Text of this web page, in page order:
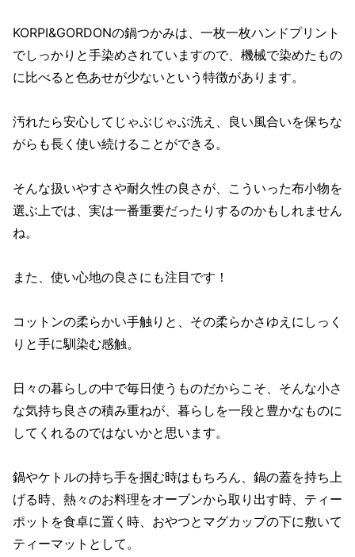
KORPI&GORDONの鍋つかみは、一枚一枚ハンドプリント
でしっかりと手染めされていますので、機械で染めたもの
に比べると色あせが少ないという特徴があります。
汚れたら安心してじゃぶじゃぶ洗え、良い風合いを保ちな
がらも長く使い続けることができる。
そんな扱いやすさや耐久性の良さが、こういった布小物を
選ぶ上では、実は一番重要だったりするのかもしれません
ね。
また、使い心地の良さにも注目です！
コットンの柔らかい手触りと、その柔らかさゆえにしっく
りと手に馴染む感触。
日々の暮らしの中で毎日使うものだからこそ、そんな小さ
な気持ち良さの積み重ねが、暮らしを一段と豊かなものに
してくれるのではないかと思います。
鍋やケトルの持ち手を掴む時はもちろん、鍋の蓋を持ち上
げる時、熱々のお料理をオーブンから取り出す時、ティー
ポットを食卓に置く時、おやつとマグカップの下に敷いて
ティーマットとして。